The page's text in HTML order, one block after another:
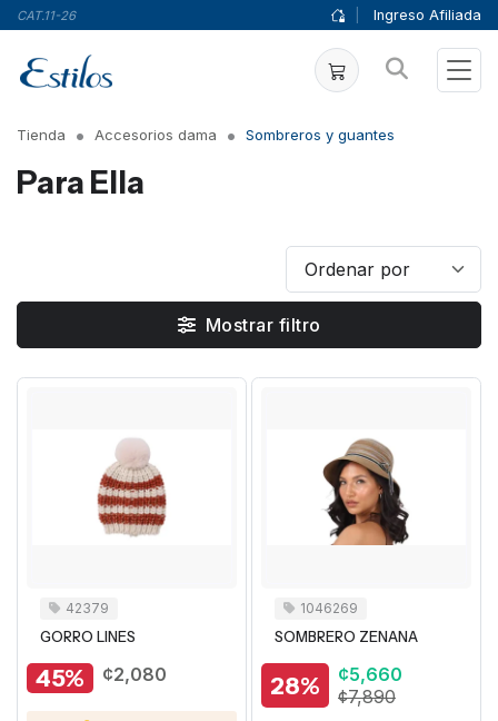
CAT.11-26 Ingreso Afiliada
Tienda Accesorios dama Sombreros y guantes
Para Ella
Mostrar filtro
42379
GORRO LINES
45% ¢2,080
1046269
SOMBRERO ZENANA
28%
¢5,660
¢7,890